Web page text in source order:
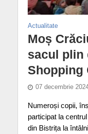
Actualitate
Moș
sacul plin
Shopping
07 decembrie
Numeroși copii,
participat la
din Bistrița la